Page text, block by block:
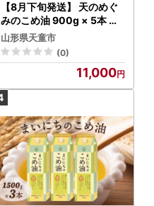
【8月下旬発送】 天のめぐ
みのこめ油 900g × 5本 米
油
山形県天童市
(0)
11,000